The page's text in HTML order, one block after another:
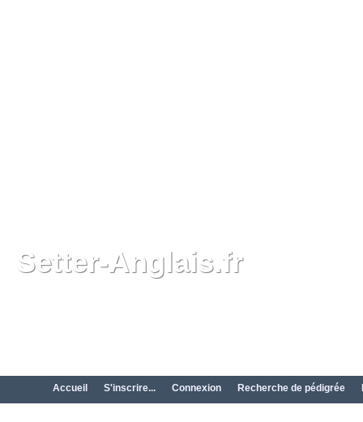
Setter-Anglais.fr
Accueil S'inscrire... Connexion Recherche de pédigrée